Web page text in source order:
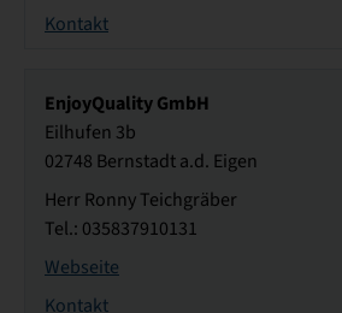
Kontakt
EnjoyQuality GmbH
Eilhufen 3b
02748 Bernstadt a.d. Eigen
Herr Ronny Teichgräber
Tel.: 035837910131
Webseite
Kontakt